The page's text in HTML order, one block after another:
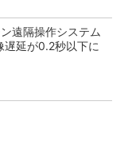
遠隔操作システム
延が0.2秒以下に